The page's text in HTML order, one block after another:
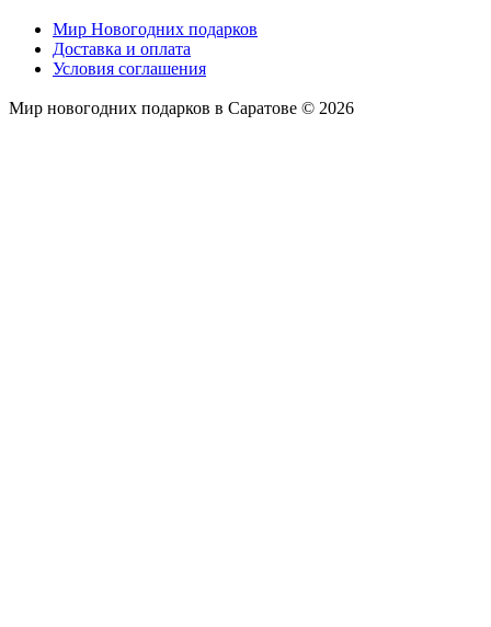
Мир Новогодних подарков
Доставка и оплата
Условия соглашения
Мир новогодних подарков в Саратове © 2026